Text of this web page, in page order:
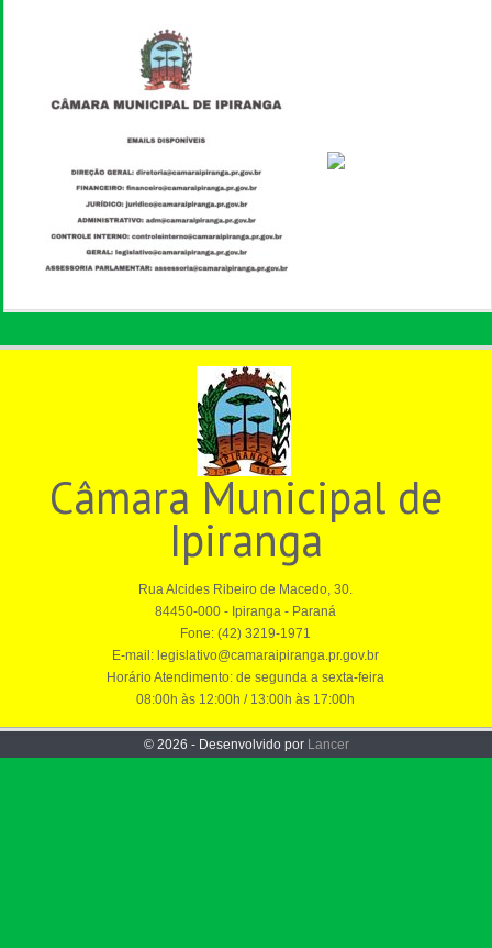
Câmara Municipal de
Ipiranga
Rua Alcides Ribeiro de Macedo, 30.
84450-000 - Ipiranga - Paraná
Fone: (42) 3219-1971
E-mail: legislativo@camaraipiranga.pr.gov.br
Horário Atendimento: de segunda a sexta-feira
08:00h às 12:00h / 13:00h às 17:00h
© 2026 - Desenvolvido por Lancer